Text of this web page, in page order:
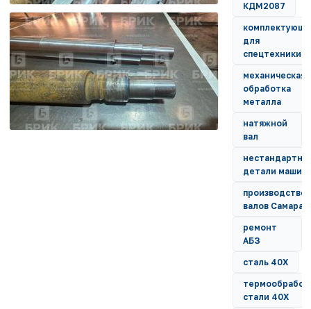
КДМ2087
для
спецтехники
механическая
обработка
металла
натяжной
вал
детали машин
производство
валов Самара
ремонт
АБЗ
сталь 40Х
стали 40Х